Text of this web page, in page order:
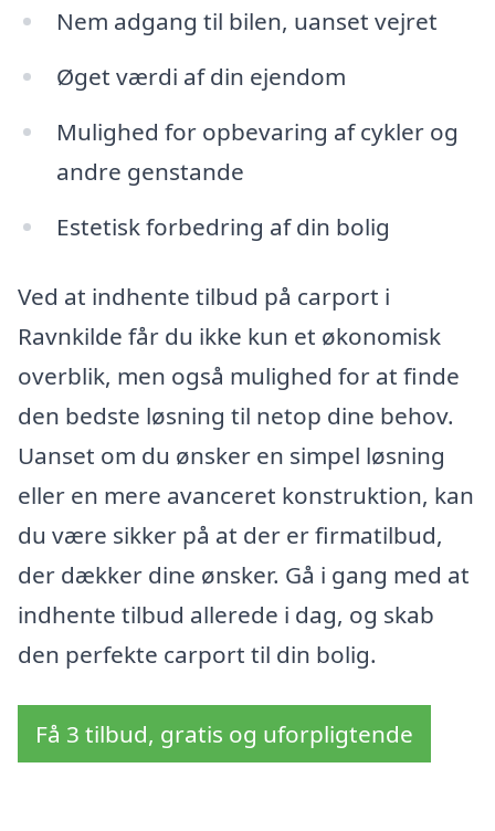
Nem adgang til bilen, uanset vejret
Øget værdi af din ejendom
Mulighed for opbevaring af cykler og
andre genstande
Estetisk forbedring af din bolig
Ved at indhente tilbud på carport i
Ravnkilde får du ikke kun et økonomisk
overblik, men også mulighed for at finde
den bedste løsning til netop dine behov.
Uanset om du ønsker en simpel løsning
eller en mere avanceret konstruktion, kan
du være sikker på at der er firmatilbud,
der dækker dine ønsker. Gå i gang med at
indhente tilbud allerede i dag, og skab
den perfekte carport til din bolig.
Få 3 tilbud, gratis og uforpligtende